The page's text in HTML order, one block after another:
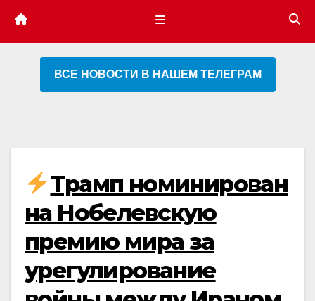
ВСЕ НОВОСТИ В НАШЕМ ТЕЛЕГРАМ
Трамп номинирован
на Нобелевскую
премию мира за
урегулирование